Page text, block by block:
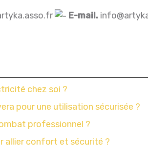
E-mail. info@
chez soi ?
pour une utilisation sécurisée ?
professionnel ?
allier confort et sécurité ?